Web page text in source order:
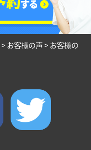
>お客様の声>お客様の